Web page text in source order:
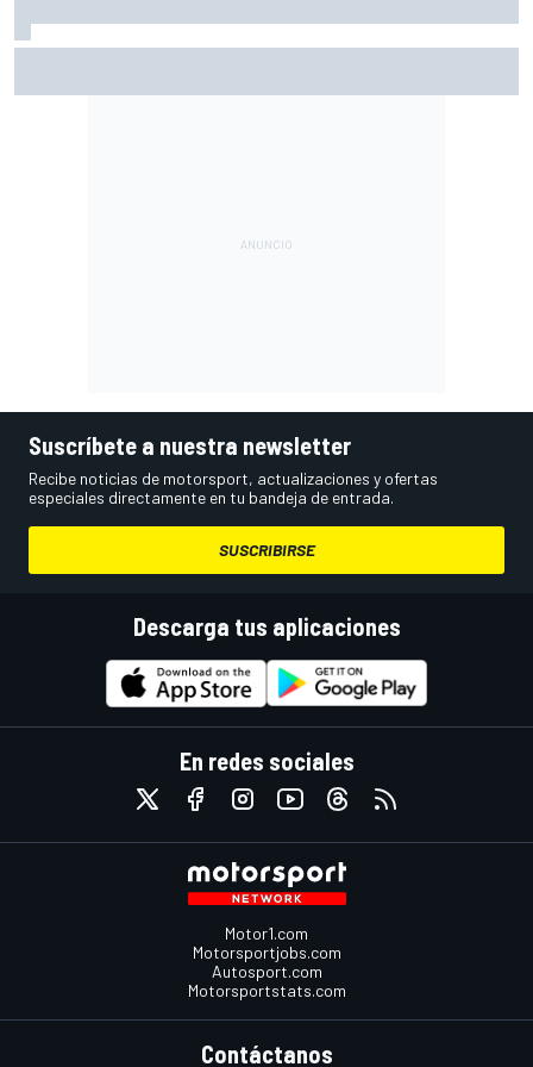
Suscríbete a nuestra newsletter
Recibe noticias de motorsport, actualizaciones y ofertas
especiales directamente en tu bandeja de entrada.
SUSCRIBIRSE
Descarga tus aplicaciones
En redes sociales
Motor1.com
Motorsportjobs.com
Autosport.com
Motorsportstats.com
Contáctanos